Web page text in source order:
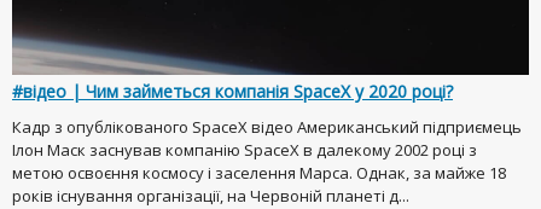
#відео | Чим займеться компанія SpaceX у 2020 році?
Кадр з опублікованого SpaceX відео Американський підприємець
Ілон Маск заснував компанію SpaceX в далекому 2002 році з
метою освоєння космосу і заселення Марса. Однак, за майже 18
років існування організації, на Червоній планеті д...